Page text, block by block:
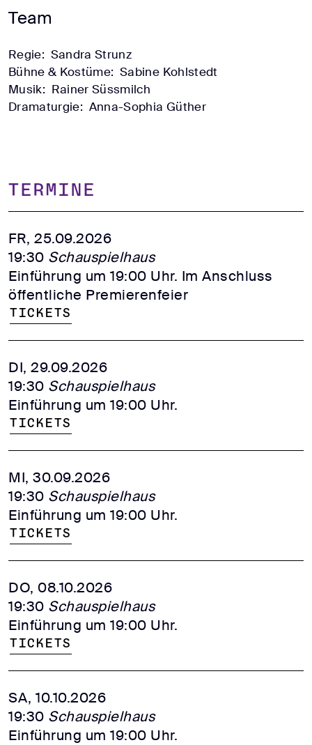
Team
Regie: Sandra Strunz
Bühne & Kostüme: Sabine Kohlstedt
Musik: Rainer Süssmilch
Dramaturgie: Anna-Sophia Güther
TERMINE
FR, 25.09.2026
19:30 Schauspielhaus
Einführung um 19:00 Uhr. Im Anschluss
öffentliche Premierenfeier
Tickets
DI, 29.09.2026
19:30 Schauspielhaus
Einführung um 19:00 Uhr.
Tickets
MI, 30.09.2026
19:30 Schauspielhaus
Einführung um 19:00 Uhr.
Tickets
DO, 08.10.2026
19:30 Schauspielhaus
Einführung um 19:00 Uhr.
Tickets
SA, 10.10.2026
19:30 Schauspielhaus
Einführung um 19:00 Uhr.